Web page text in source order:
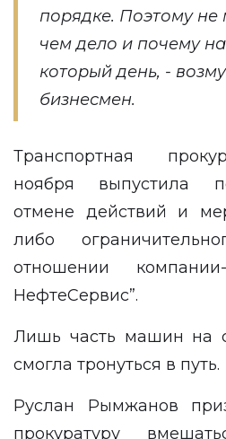
порядке. Поэтому не
чем дело и почему
который день, -
бизнесмен.
Транспортная
ноября выпустила
отмене действий и
либо
отношении
НефтеСервис”.
Лишь часть машин на
смогла тронуться в путь.
Руслан Рымжанов
прокуратуру